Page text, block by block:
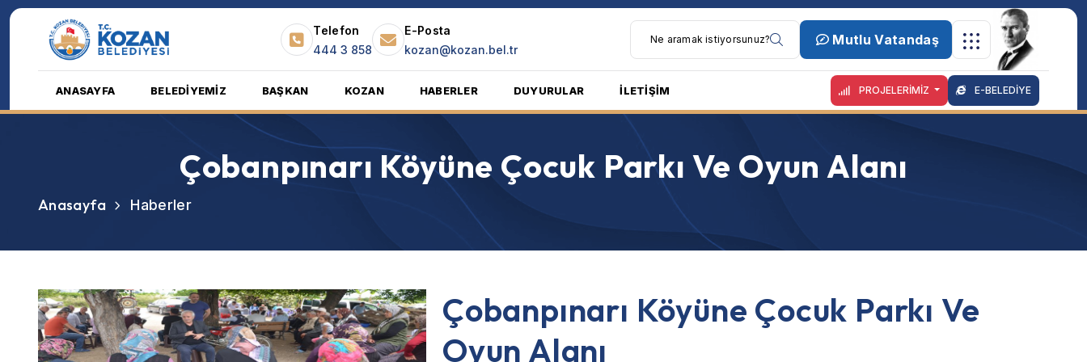
Telefon
444 3 858
E-Posta
kozan@kozan.bel.tr
Mutlu Vatandaş
ANASAYFA BELEDİYEMİZ BAŞKAN KOZAN HABERLER DUYURULAR İLETİŞİM PROJELERİMİZ E-BELEDİYE
Çobanpınarı Köyüne Çocuk Parkı Ve Oyun Alanı
Anasayfa Haberler
Çobanpınarı Köyüne Çocuk Parkı Ve
Oyun Alanı